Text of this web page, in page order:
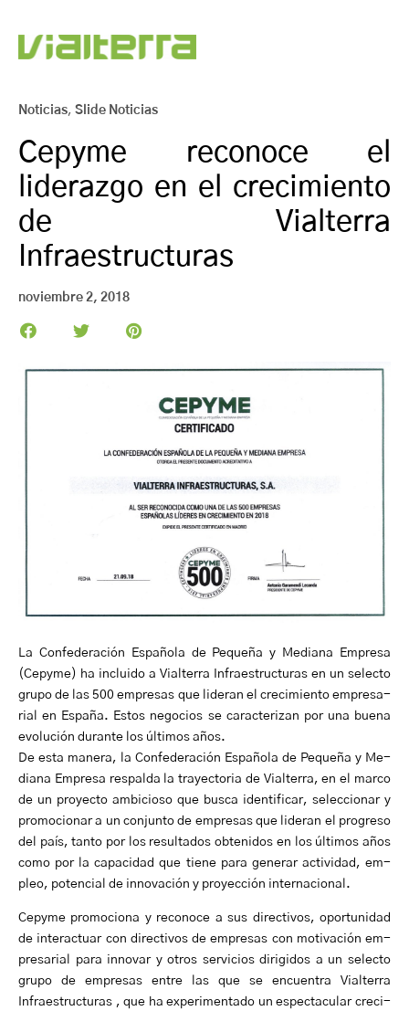
Noticias, Slide Noticias
Cepyme reconoce el
liderazgo en el crecimiento
de Vialterra
Infraestructuras
noviembre 2, 2018
La Con­fe­de­ra­ción Es­pa­ño­la de Pe­que­ña y Me­dia­na Em­pre­sa
(Cepy­me) ha in­clui­do a Vialterra Infraestructuras en un se­lec­to
grupo de las 500 em­pre­sas que li­de­ran el cre­ci­mien­to em­pre­sa­
rial en Es­pa­ña. Estos negocios se caracterizan por una bue­na
evo­lu­ción du­ran­te los úl­ti­mos años.
De es­ta ma­ne­ra, la Con­fe­de­ra­ción Es­pa­ño­la de Pe­que­ña y Me­
dia­na Em­pre­sa respalda la trayectoria de Vialterra, en el marco
de un pro­yec­to am­bi­cio­so que bus­ca iden­ti­fi­car, se­lec­cio­nar y
pro­mo­cio­nar a un con­jun­to de em­pre­sas que li­de­ran el progreso
del país, tan­to por los re­sul­ta­dos obtenidos en los úl­ti­mos años
co­mo por la ca­pa­ci­dad que tie­ne pa­ra generar ac­ti­vi­dad, em­
pleo, potencial de in­no­va­ción y pro­yec­ción in­ter­na­cio­nal.
Cepy­me pro­mo­cio­na y re­co­no­ce a sus di­rec­ti­vos, opor­tu­ni­dad
de in­ter­ac­tuar con directivos ­de em­presas con mo­ti­va­ción em­
pre­sa­rial pa­ra in­no­var y otros ser­vi­cios dirigidos a un se­lec­to
gru­po de em­pre­sas en­tre las que se en­cuen­tra Vial­te­rra
Infraestructuras , que ha ex­pe­ri­men­ta­do un es­pec­ta­cu­lar cre­ci­